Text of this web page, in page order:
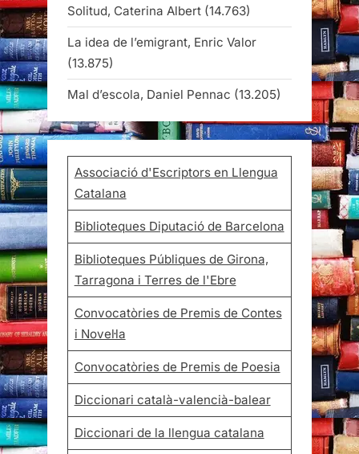
Solitud, Caterina Albert (14.763)
La idea de l’emigrant, Enric Valor
(13.875)
Mal d’escola, Daniel Pennac (13.205)
Associació d'Escriptors en Llengua
Catalana
Biblioteques Diputació de Barcelona
Biblioteques Públiques de Girona,
Tarragona i Terres de l'Ebre
Convocatòries de Premis de Contes
i Novel·la
Convocatòries de Premis de Poesia
Diccionari català-valencià-balear
Diccionari de la llengua catalana